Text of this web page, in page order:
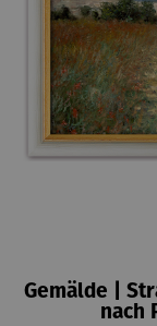
Gemälde |
nach